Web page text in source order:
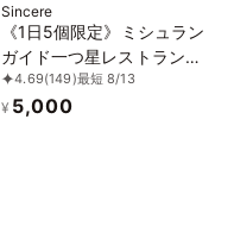
Sincere
《1日5個限定》ミシュラン
ガイド一つ星レストラン
「Sincere」の絶品バスク
チーズケーキ
4.69(149)最短 8/13
¥ 5,000